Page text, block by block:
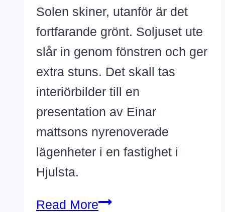
Solen skiner, utanför är det
fortfarande grönt. Soljuset ute
slår in genom fönstren och ger
extra stuns. Det skall tas
interiörbilder till en
presentation av Einar
mattsons nyrenoverade
lägenheter i en fastighet i
Hjulsta.
Read MoreNyrenoverat